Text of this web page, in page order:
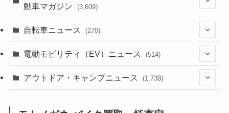
(640)
(118)
(60)
(252)
(38) (249)
(306)
(6,963)
(2,474)
(1,226)
動車マガジン
(3,609)
(187)
自転車ニュース (270)
(54)
(211)
電動モビリティ（EV）ニュース (514)
(132)
アウトドア・キャンプニュース (1,738)